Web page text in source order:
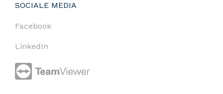
SOCIALE MEDIA
Facebook
LinkedIn